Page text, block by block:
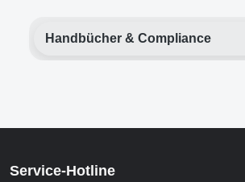
Handbücher & Compliance
Service-Hotline